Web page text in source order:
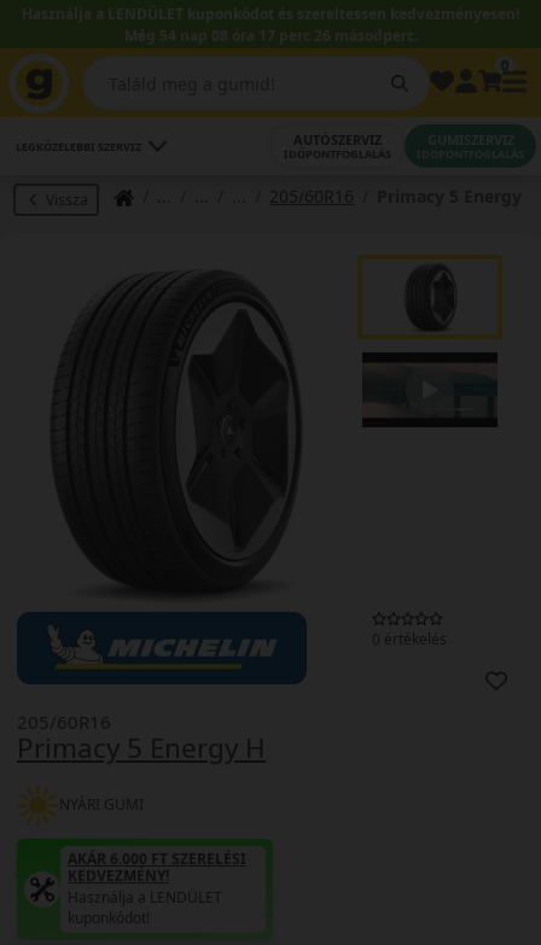
Használja a LENDÜLET kuponkódot és szereltessen kedvezményesen!
Még 54 nap 08 óra 17 perc 26 másodperc.
LEGKÖZELEBBI SZERVIZ AUTÓSZERVIZ
IDŐPONTFOGLALÁS
GUMISZERVIZ
IDŐPONTFOGLALÁS
Vissza 205/60R16
0 értékelés
Primacy 5 Energy H
205/60R16
NYÁRI GUMI
AKÁR 6.000 FT SZERELÉSI
KEDVEZMÉNY!
Használja a LENDÜLET
kuponkódot!